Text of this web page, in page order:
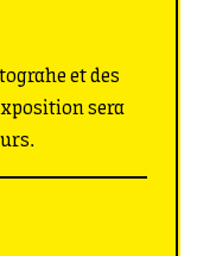
et des
sera